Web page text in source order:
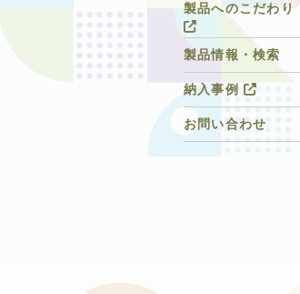
製品へのこだわり
製品情報・検索
納入事例
お問い合わせ